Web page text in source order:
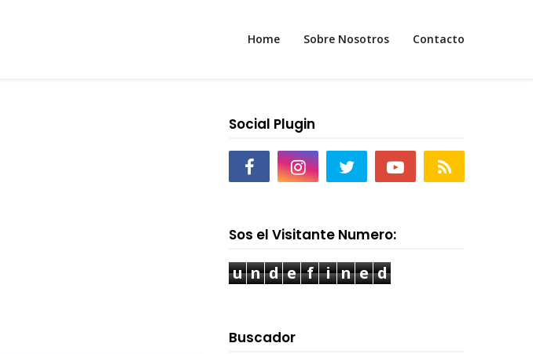
Home Sobre Nosotros Contacto
Social Plugin
Sos el Visitante Numero:
u n d e f i n e d
Buscador